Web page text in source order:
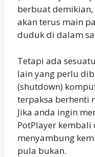
berbuat
akan terus main
duduk di dalam
Tetapi ada
lain yang perlu
(shutdown)
terpaksa berhenti
Jika anda ingin
PotPlayer kembali
menyambung
pula bukan.